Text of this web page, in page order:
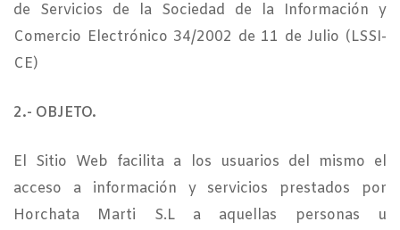
de Servicios de la Sociedad de la Información y
Comercio Electrónico 34/2002 de 11 de Julio (LSSI-
CE)
2.- OBJETO.
El Sitio Web facilita a los usuarios del mismo el
acceso a información y servicios prestados por
Horchata Marti S.L a aquellas personas u